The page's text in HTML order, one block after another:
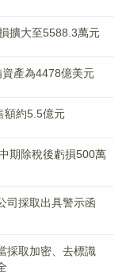
擴大至5588.3萬元
產為4478億美元
額約5.5億元
期除稅後虧損500萬
司採取出具警示函
採取加密、去標識